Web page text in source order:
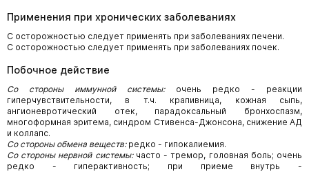
Применения при хронических заболеваниях
С осторожностью следует применять при заболеваниях печени.
С осторожностью следует применять при заболеваниях почек.
Побочное действие
Со стороны иммунной системы:очень редко - реакции
гиперчувствительности, в т.ч. крапивница, кожная сыпь,
ангионевротический отек, парадоксальный бронхоспазм,
многоформная эритема, синдром Стивенса-Джонсона, снижение АД
и коллапс.
Со стороны обмена веществ:редко - гипокалиемия.
Со стороны нервной системы:часто - тремор, головная боль; очень
редко - гиперактивность; при приеме внутрь -